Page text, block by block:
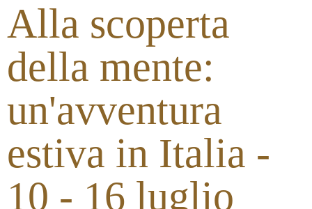
Alla scoperta
della mente:
un'avventura
estiva in Italia -
10 - 16 luglio